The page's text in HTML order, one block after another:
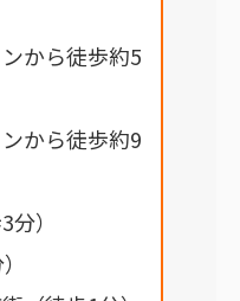
から徒歩約5
から徒歩約9
）